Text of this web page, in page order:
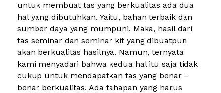
untuk membuat tas yang berkualitas ada dua
hal yang dibutuhkan. Yaitu, bahan terbaik dan
sumber daya yang mumpuni. Maka, hasil dari
tas seminar dan seminar kit yang dibuatpun
akan berkualitas hasilnya. Namun, ternyata
kami menyadari bahwa kedua hal itu saja tidak
cukup untuk mendapatkan tas yang benar –
benar berkualitas. Ada tahapan yang harus